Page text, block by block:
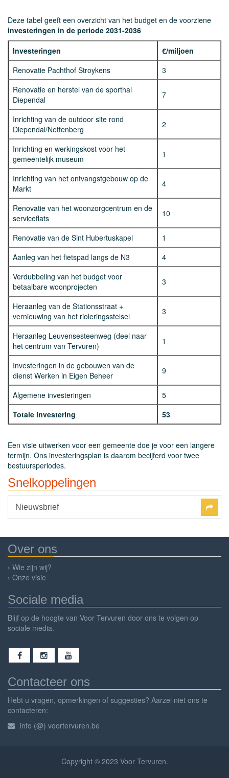
Deze tabel geeft een overzicht van het budget en de voorziene
investeringen in de periode 2031-2036
Investeringen
€/miljoen
Renovatie Pachthof Stroykens
3
Renovatie en herstel van de sporthal
Diependal
7
Inrichting van de outdoor site rond
Diependal/Nettenberg
2
Inrichting en werkingskost voor het
gemeentelijk museum
1
Inrichting van het ontvangstgebouw op de
Markt
4
Renovatie van het woonzorgcentrum en de
serviceflats
10
Renovatie van de Sint Hubertuskapel
1
Aanleg van het fietspad langs de N3
4
Verdubbeling van het budget voor
betaalbare woonprojecten
3
Heraanleg van de Stationsstraat +
vernieuwing van het rioleringsstelsel
3
Heraanleg Leuvensesteenweg (deel naar
het centrum van Tervuren)
1
Investeringen in de gebouwen van de
dienst Werken in Eigen Beheer
9
Algemene investeringen
5
Totale investering
53
Een visie uitwerken voor een gemeente doe je voor een langere
termijn. Ons investeringsplan is daarom becijferd voor twee
bestuursperiodes.
Snelkoppelingen
Nieuwsbrief
Over ons
Wie zijn wij?
Onze visie
Sociale media
Blijf op de hoogte van Voor Tervuren door ons te volgen op
sociale media.
Contacteer ons
Hebt u vragen, opmerkingen of suggesties? Aarzel niet ons te
contacteren:
info (@) voortervuren.be
Copyright © 2023 Voor Tervuren.